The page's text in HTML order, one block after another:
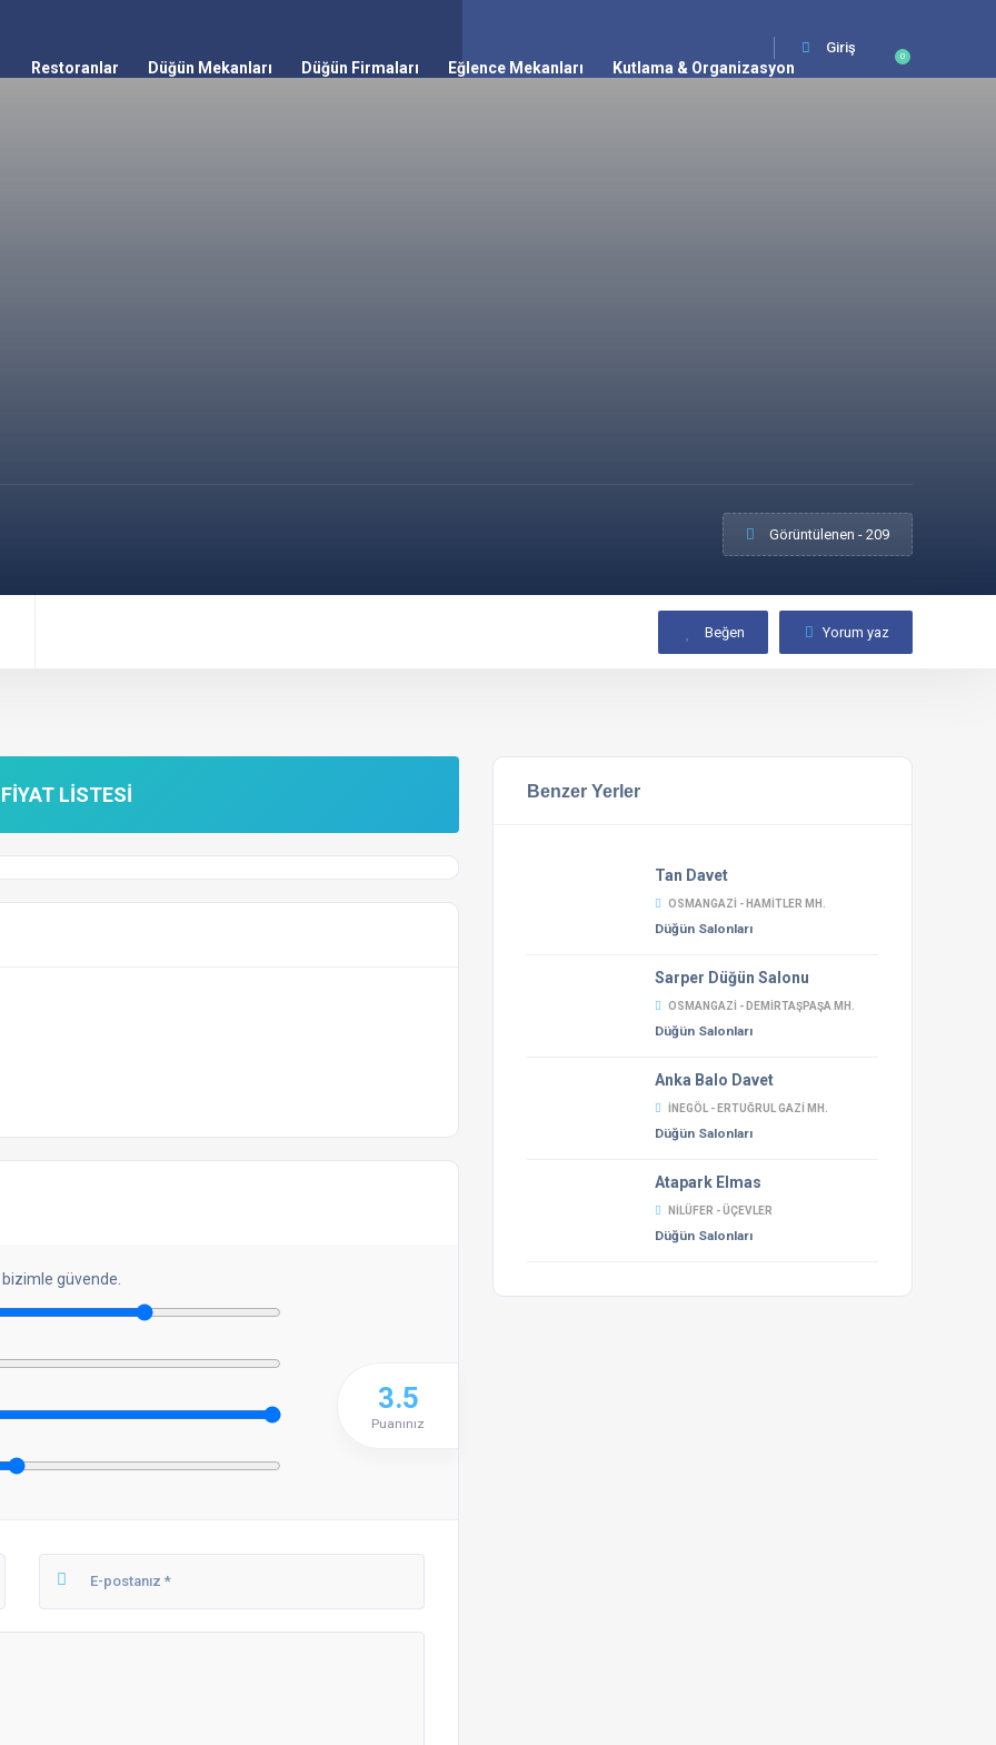
0
Giriş
Restoranlar Düğün Mekanları Düğün Firmaları Eğlence Mekanları Kutlama & Organizasyon
Görüntülenen - 209
Beğen Yorum yaz
LISTESI
güvende.
3.5
Puanınız
Benzer Yerler
Tan Davet
OSMANGAZI - HAMITLER MH.
Düğün Salonları
Sarper Düğün Salonu
OSMANGAZI - DEMIRTAŞPAŞA MH.
Düğün Salonları
Anka Balo Davet
İNEGÖL - ERTUĞRUL GAZI MH.
Düğün Salonları
Atapark Elmas
NILÜFER - ÜÇEVLER
Düğün Salonları